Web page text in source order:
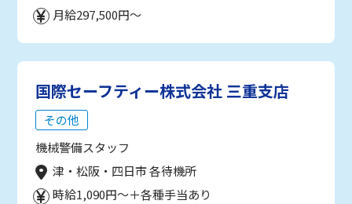
月給297,500円～
国際セーフティー株式会社 三重支店
その他
機械警備スタッフ
津・松阪・四日市 各待機所
時給1,090円～＋各種手当あり